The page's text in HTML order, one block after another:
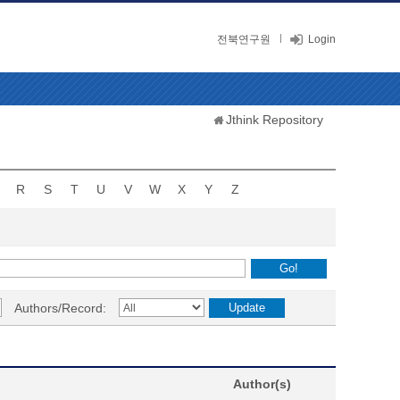
전북연구원 Login
Jthink Repository
R S T U V W X Y Z
Authors/Record:
Author(s)